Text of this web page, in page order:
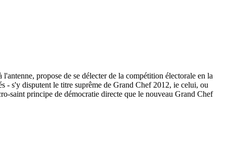
propose de se délecter de la compétition électorale en la
- s'y disputent le titre suprême de Grand Chef 2012, ie celui, ou
saint principe de démocratie directe que le nouveau Grand Chef